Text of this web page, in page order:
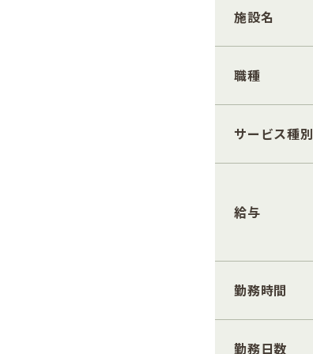
施設名
職種
サービス種別
給与
勤務時間
勤務日数